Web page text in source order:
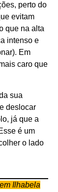
perto do
evitam
que na alta
intenso e
Em
caro que
sua
deslocar
já que a
é um
o lado
Ilhabela